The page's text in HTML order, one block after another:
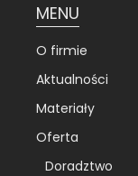
MENU
O firmie
Aktualności
Materiały
Oferta
Doradztwo